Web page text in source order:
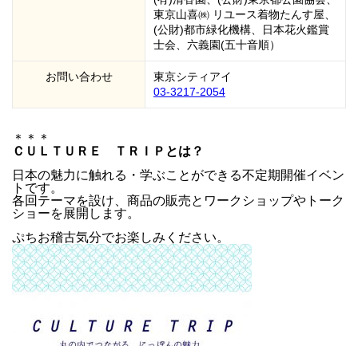
東京山喜㈱ リユース着物たんす屋、
(公財)都市緑化機構、日本花火鑑賞
士会、六義園(五十音順）
お問い合わせ
東京シティアイ
03-3217-2054
＊＊＊
ＣＵＬＴＵＲＥ ＴＲＩＰとは？
日本の魅力に触れる・学ぶことができる不定期開催イベン
トです。
各回テーマを設け、商品の販売とワークショップやトーク
ショーを展開します。
ぷちお稽古気分でお楽しみください。